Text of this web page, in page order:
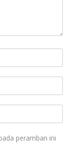
peramban ini